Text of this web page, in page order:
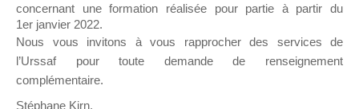
NB : Il est nécessaire d’être
pouvoir rejoindre ce groupe
concernant une formation réalisée pour partie à partir du
1er janvier 2022.
Nous vous invitons à vous rapprocher des services de
l’Urssaf pour toute demande de renseignement
complémentaire.
Stéphane Kirn,